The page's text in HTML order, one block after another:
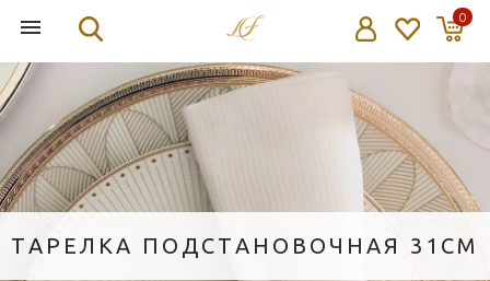
0
ТАРЕЛКА ПОДСТАНОВОЧНАЯ 31СМ